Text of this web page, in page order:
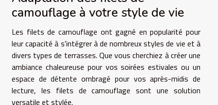
camouflage à votre style de vie
Les filets de camouflage ont gagné en popularité pour
leur capacité à s'intégrer à de nombreux styles de vie et à
divers types de terrasses. Que vous cherchiez à créer une
ambiance chaleureuse pour vos soirées estivales ou un
espace de détente ombragé pour vos après-midis de
lecture, les filets de camouflage sont une solution
versatile et stylée.